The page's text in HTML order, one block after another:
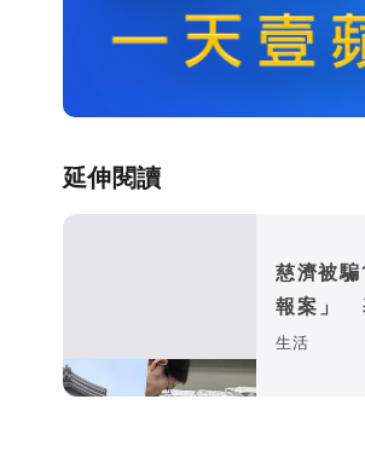
延伸閱讀
慈濟被
報案」
師全權處理
生活